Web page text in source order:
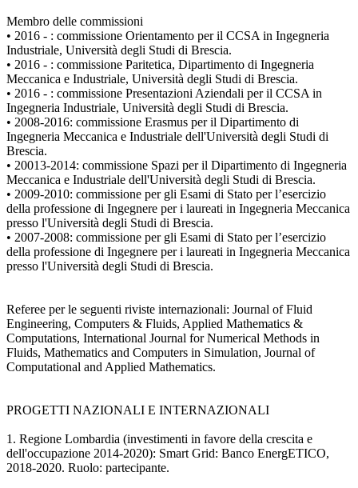
Membro delle commissioni
• 2016 - : commissione Orientamento per il CCSA in Ingegneria
Industriale, Università degli Studi di Brescia.
• 2016 - : commissione Paritetica, Dipartimento di Ingegneria
Meccanica e Industriale, Università degli Studi di Brescia.
• 2016 - : commissione Presentazioni Aziendali per il CCSA in
Ingegneria Industriale, Università degli Studi di Brescia.
• 2008-2016: commissione Erasmus per il Dipartimento di
Ingegneria Meccanica e Industriale dell'Università degli Studi di
Brescia.
• 20013-2014: commissione Spazi per il Dipartimento di Ingegneria
Meccanica e Industriale dell'Università degli Studi di Brescia.
• 2009-2010: commissione per gli Esami di Stato per l’esercizio
della professione di Ingegnere per i laureati in Ingegneria Meccanica
presso l'Università degli Studi di Brescia.
• 2007-2008: commissione per gli Esami di Stato per l’esercizio
della professione di Ingegnere per i laureati in Ingegneria Meccanica
presso l'Università degli Studi di Brescia.
Referee per le seguenti riviste internazionali: Journal of Fluid
Engineering, Computers & Fluids, Applied Mathematics &
Computations, International Journal for Numerical Methods in
Fluids, Mathematics and Computers in Simulation, Journal of
Computational and Applied Mathematics.
PROGETTI NAZIONALI E INTERNAZIONALI
1. Regione Lombardia (investimenti in favore della crescita e
dell'occupazione 2014-2020): Smart Grid: Banco EnergETICO,
2018-2020. Ruolo: partecipante.